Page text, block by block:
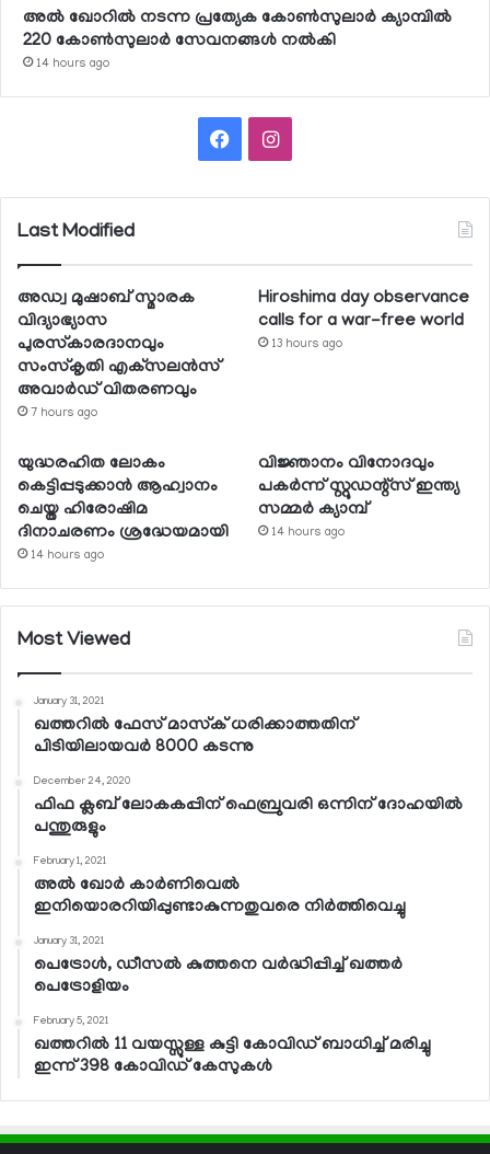
അല്‍ ഖോറില്‍ നടന്ന പ്രത്യേക കോണ്‍സുലാര്‍ ക്യാമ്പില്‍
220 കോണ്‍സുലാര്‍ സേവനങ്ങള്‍ നല്‍കി
14 hours ago
FacebookInstagram
Last Modified
അഡ്വ മുഷാബ് സ്മാരക
വിദ്യാഭ്യാസ
പുരസ്‌കാരദാനവും
സംസ്‌കൃതി എക്‌സലന്‍സ്
അവാര്‍ഡ് വിതരണവും
7 hours ago
Hiroshima day observance
calls for a war-free world
13 hours ago
യുദ്ധരഹിത ലോകം
കെട്ടിപ്പടുക്കാന്‍ ആഹ്വാനം
ചെയ്ത ഹിരോഷിമ
ദിനാചരണം ശ്രദ്ധേയമായി
14 hours ago
വിജ്ഞാനം വിനോദവും
പകര്‍ന്ന് സ്റ്റുഡന്റ്‌സ് ഇന്ത്യ
സമ്മര്‍ ക്യാമ്പ്
14 hours ago
Most Viewed
January 31, 2021
ഖത്തറില്‍ ഫേസ് മാസ്‌ക് ധരിക്കാത്തതിന്
പിടിയിലായവര്‍ 8000 കടന്നു
December 24, 2020
ഫിഫ ക്ലബ് ലോകകപ്പിന് ഫെബ്രുവരി ഒന്നിന് ദോഹയില്‍
പന്തുരുളും
February 1, 2021
അല്‍ ഖോര്‍ കാര്‍ണിവെല്‍
ഇനിയൊരറിയിപ്പുണ്ടാകുന്നതുവരെ നിര്‍ത്തിവെച്ചു
January 31, 2021
പെട്രോള്‍, ഡീസല്‍ കുത്തനെ വര്‍ദ്ധിപ്പിച്ച് ഖത്തര്‍
പെട്രോളിയം
February 5, 2021
ഖത്തറില്‍ 11 വയസ്സുള്ള കുട്ടി കോവിഡ് ബാധിച്ച് മരിച്ചു
ഇന്ന് 398 കോവിഡ് കേസുകള്‍